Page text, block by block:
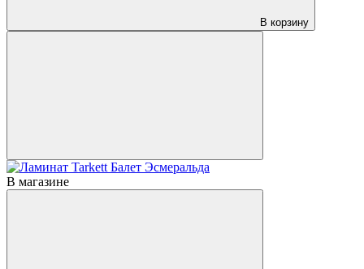
В корзину
В магазине